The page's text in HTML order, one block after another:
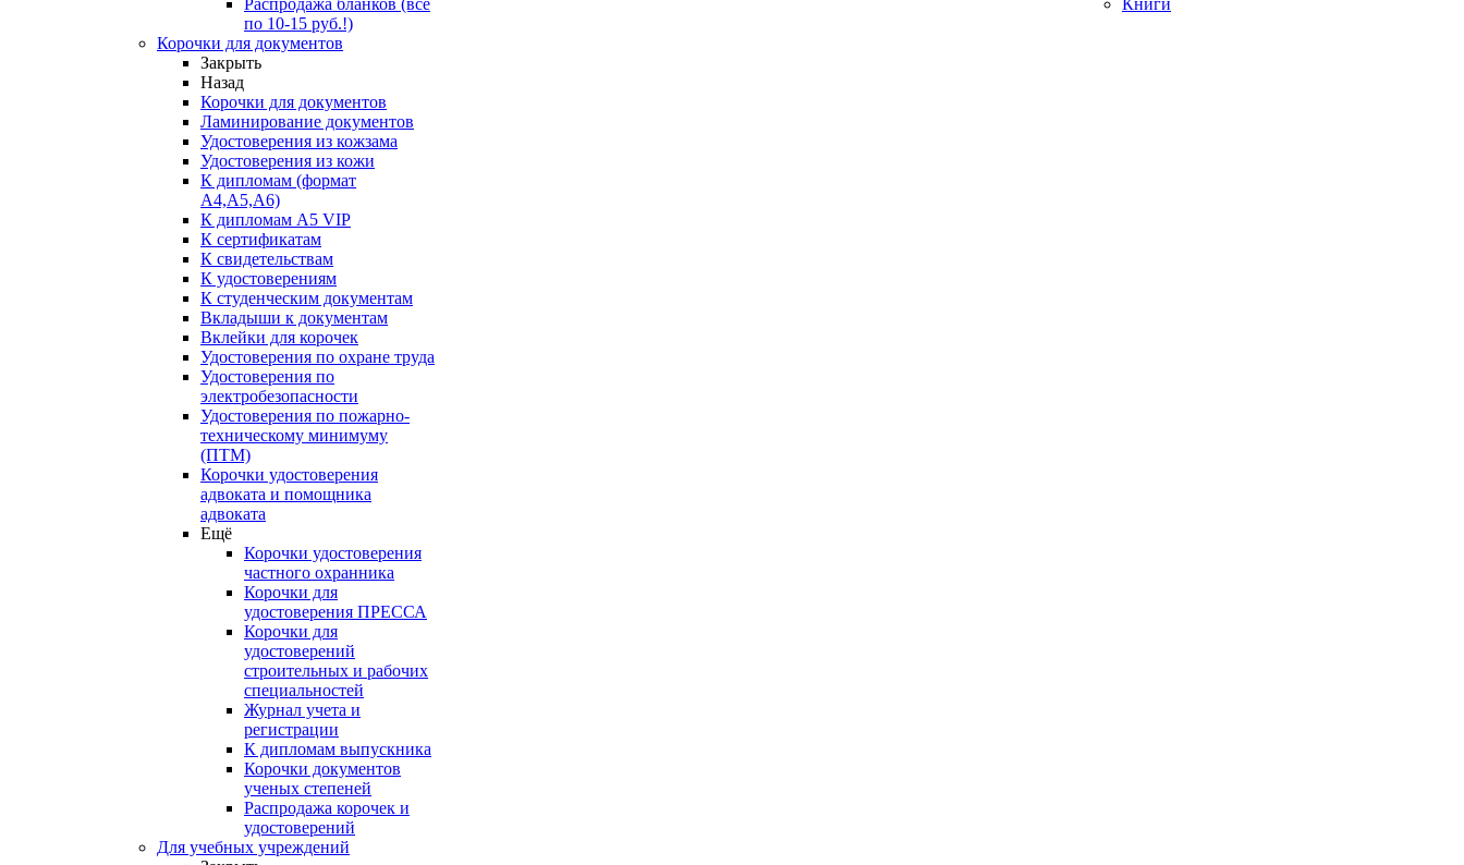
по 10-15 руб.!)
Корочки для документов
Закрыть
Назад
Корочки для документов
Ламинирование документов
Удостоверения из кожзама
Удостоверения из кожи
К дипломам (формат
А4,А5,А6)
К дипломам А5 VIP
К сертификатам
К свидетельствам
К удостоверениям
К студенческим документам
Вкладыши к документам
Вклейки для корочек
Удостоверения по охране труда
Удостоверения по
электробезопасности
Удостоверения по пожарно-
техническому минимуму
(ПТМ)
Корочки удостоверения
адвоката и помощника
адвоката
Ещё
Корочки удостоверения
частного охранника
Корочки для
удостоверения ПРЕССА
Корочки для
удостоверений
строительных и рабочих
специальностей
Журнал учета и
регистрации
К дипломам выпускника
Корочки документов
ученых степеней
Распродажа корочек и
удостоверений
Для учебных учреждений